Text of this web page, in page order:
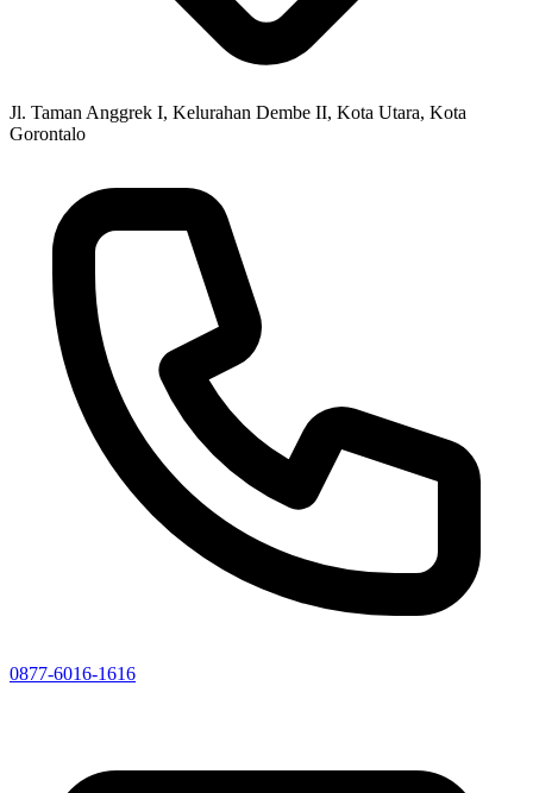
Jl. Taman Anggrek I, Kelurahan Dembe II, Kota Utara, Kota
Gorontalo
0877-6016-1616